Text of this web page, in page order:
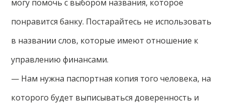
могу помочь с выбором названия, которое
понравится банку. Постарайтесь не использовать
в названии слов, которые имеют отношение к
управлению финансами.
— Нам нужна паспортная копия того человека, на
которого будет выписываться доверенность и